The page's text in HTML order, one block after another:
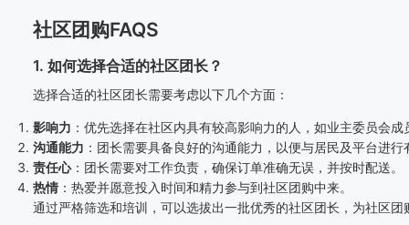
社区团购FAQS
1. 如何选择合适的社区团长？
选择合适的社区团长需要考虑以下几个方面：
影响力 ：优先选择在社区内具有较高影响力的人，如业主委员会
沟通能力 ：团长需要具备良好的沟通能力，以便与居民及平台进行
责任心：团长需要对工作负责，确保订单准确无误，并按时配送。
热情 ：热爱并愿意投入时间和精力参与到社区团购中来。
通过严格筛选和培训，可以选拔出一批优秀的社区团长，为社区团